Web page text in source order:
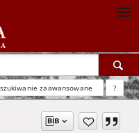
zaawansowane ?